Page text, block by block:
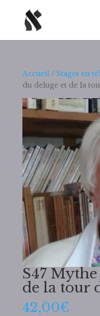
Accueil/ Stages en
du deluge et de la
S47
de la tour
42,00€